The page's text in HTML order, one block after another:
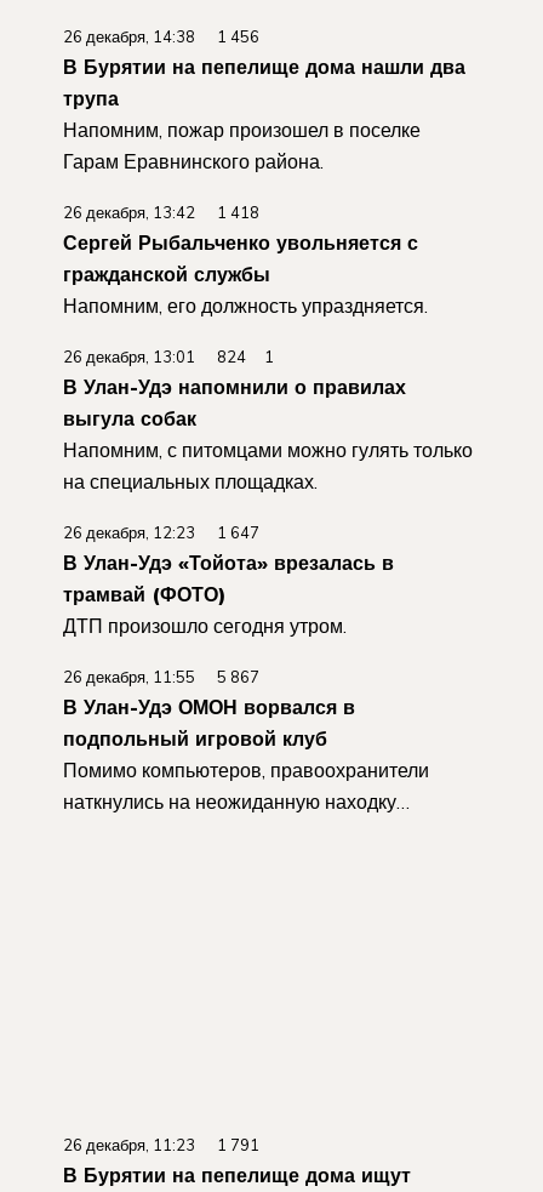
26 декабря, 14:38 1 456
В Бурятии на пепелище дома нашли два
трупа
Напомним, пожар произошел в поселке
Гарам Еравнинского района.
26 декабря, 13:42 1 418
Сергей Рыбальченко увольняется с
гражданской службы
Напомним, его должность упраздняется.
26 декабря, 13:01 824 1
В Улан-Удэ напомнили о правилах
выгула собак
Напомним, с питомцами можно гулять только
на специальных площадках.
26 декабря, 12:23 1 647
В Улан-Удэ «Тойота» врезалась в
трамвай (ФОТО)
ДТП произошло сегодня утром.
26 декабря, 11:55 5 867
В Улан-Удэ ОМОН ворвался в
подпольный игровой клуб
Помимо компьютеров, правоохранители
наткнулись на неожиданную находку…
26 декабря, 11:23 1 791
В Бурятии на пепелище дома ищут